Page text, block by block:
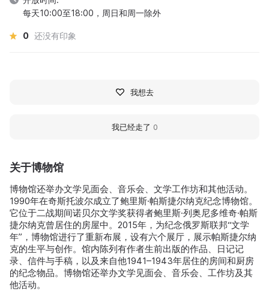
关于博物馆
博物馆还举办文学见面会、音乐会、文学工作坊和其他活动。
1990年在奇斯托波尔成立了鲍里斯·帕斯捷尔纳克纪念博物馆。
它位于二战期间诺贝尔文学奖获得者鲍里斯·列奥尼多维奇·帕斯
捷尔纳克曾居住的房屋中。2015年，为纪念俄罗斯联邦“文学
年”，博物馆进行了重新布展，设有六个展厅，展示帕斯捷尔纳
克的生平与创作。馆内陈列有作者生前出版的作品、日记记
录、信件与手稿，以及来自他1941–1943年居住的房间和厨房
的纪念物品。博物馆还举办文学见面会、音乐会、工作坊及其
他活动。
每天10:00至18:00，周日和周一除外
0 还没有印象
我想去
我已经走了 0